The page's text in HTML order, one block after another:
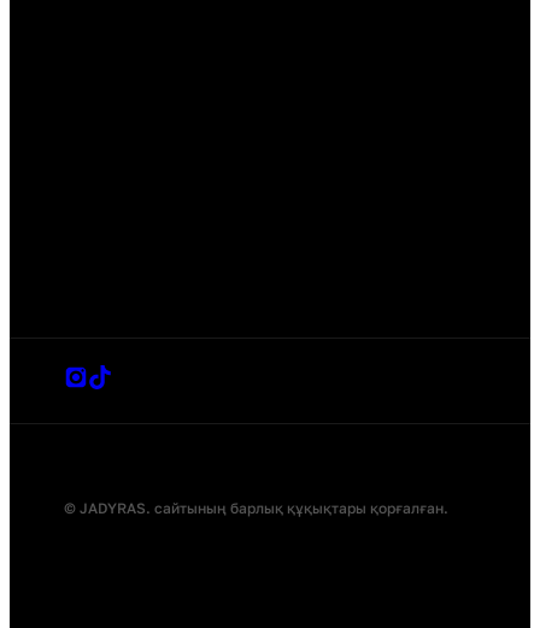
© JADYRAS. сайтының барлық құқықтары қорғалған.